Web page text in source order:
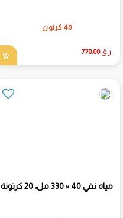
40 كرتون
ر.ق770.00
مياه نقي 40 × 330 مل، 20 كرتونة